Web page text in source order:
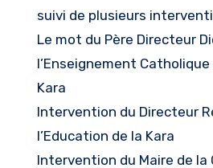
suivi de plusieurs
Le mot du Père Directeur
l’Enseignement Catholique
Kara
Intervention du Directeur
l’Education de la Kara
Intervention du Maire de la